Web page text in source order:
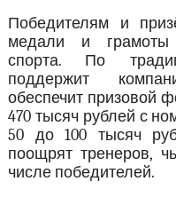
Победителям и
медали и грамоты
спорта. По
поддержит
обеспечит призовой
470 тысяч рублей с
50 до 100 тысяч
поощрят тренеров,
числе победителей.